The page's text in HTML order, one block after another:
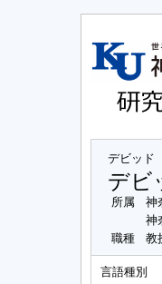
デビッド
デビ
所属
神
神
職種
教
言語種別